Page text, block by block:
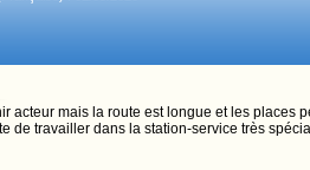
acteur mais la route est longue et les places
de travailler dans la station-service très